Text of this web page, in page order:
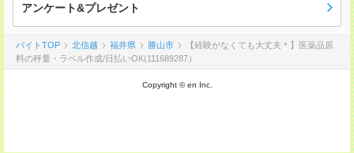
アンケート&プレゼント
バイトTOP 北信越 福井県 勝山市
【経験がなくても大丈夫＊】医薬品原
料の秤量・ラベル作成/日払いOK(111689287）
Copyright © en Inc.